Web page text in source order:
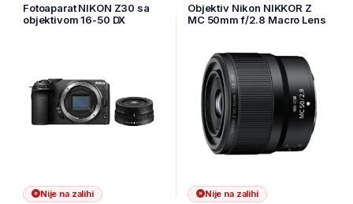
Fotoaparat NIKON Z30 sa
objektivom 16-50 DX
Nije na zalihi
Objektiv Nikon NIKKOR Z
MC 50mm f/2.8 Macro Lens
Nije na zalihi